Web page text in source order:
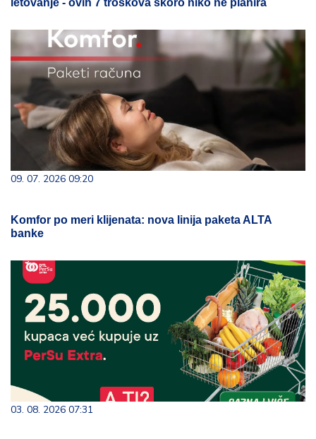
letovanje - ovih 7 troškova skoro niko ne planira
09. 07. 2026 09:20
Komfor po meri klijenata: nova linija paketa ALTA
banke
03. 08. 2026 07:31